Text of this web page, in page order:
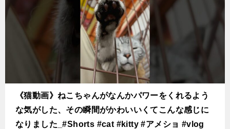
《猫動画》ねこちゃんがなんかパワーをくれるよう
な気がした、その瞬間がかわいいくてこんな感じに
なりました_#Shorts #cat #kitty #アメショ #vlog